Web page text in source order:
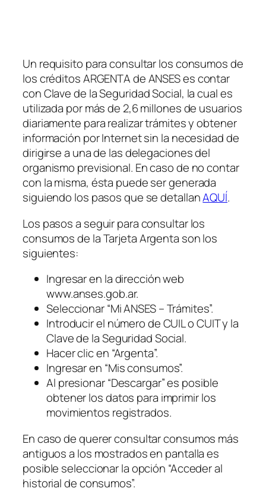
Un requisito para consultar los consumos de
los créditos ARGENTA de ANSES es contar
con Clave de la Seguridad Social, la cual es
utilizada por más de 2,6 millones de usuarios
diariamente para realizar trámites y obtener
información por Internet sin la necesidad de
dirigirse a una de las delegaciones del
organismo previsional. En caso de no contar
con la misma, ésta puede ser generada
siguiendo los pasos que se detallanAQUÍ.
Los pasos a seguir para consultar los
consumos de la Tarjeta Argenta son los
siguientes:
Ingresar en la dirección web
www.anses.gob.ar.
Seleccionar “Mi ANSES – Trámites”.
Introducir el número de CUIL o CUIT y la
Clave de la Seguridad Social.
Hacer clic en “Argenta”.
Ingresar en “Mis consumos”.
Al presionar “Descargar” es posible
obtener los datos para imprimir los
movimientos registrados.
En caso de querer consultar consumos más
antiguos a los mostrados en pantalla es
posible seleccionar la opción “Acceder al
historial de consumos”.